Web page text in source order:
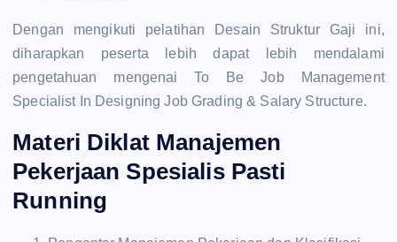
Dengan mengikuti pelatihan Desain Struktur Gaji ini,
diharapkan peserta lebih dapat lebih mendalami
pengetahuan mengenai To Be Job Management
Specialist In Designing Job Grading & Salary Structure.
Materi Diklat Manajemen
Pekerjaan Spesialis Pasti
Running